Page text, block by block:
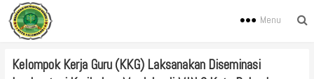
Menu
Kelompok Kerja Guru (KKG) Laksanakan Diseminasi